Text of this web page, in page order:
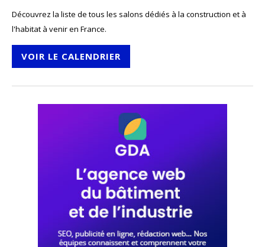
Découvrez la liste de tous les salons dédiés à la construction et à
l'habitat à venir en France.
VOIR LE CALENDRIER